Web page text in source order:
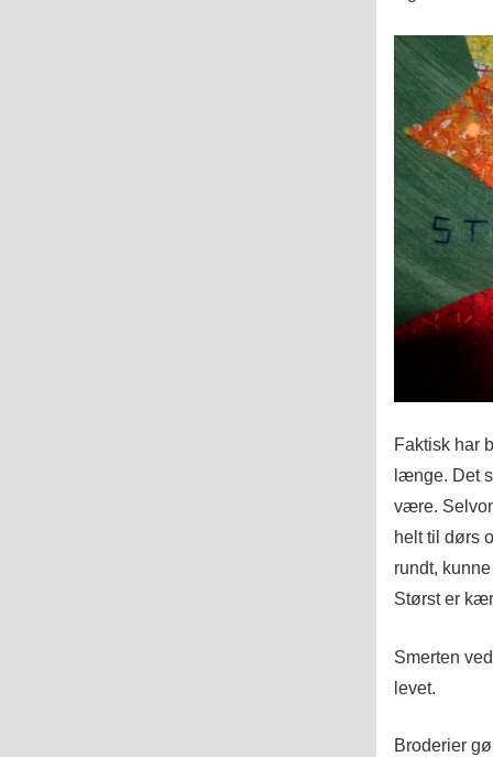
Faktisk har
længe. Det
være.
helt til dørs
rundt,
Størst er
Smerten
levet.
Broderier